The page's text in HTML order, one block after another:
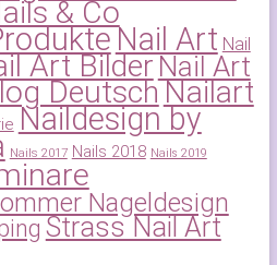
& Co
Nail Art Nail
Art Bilder Nail Art
DeutschNailart
Naildesign by
Nails 2017 Nails 2018 Nails 2019
Nageldesign
Strass Nail Art